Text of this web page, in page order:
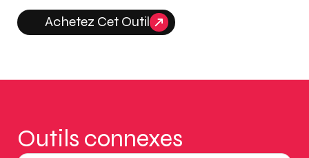
Achetez Cet Outil
Outils connexes